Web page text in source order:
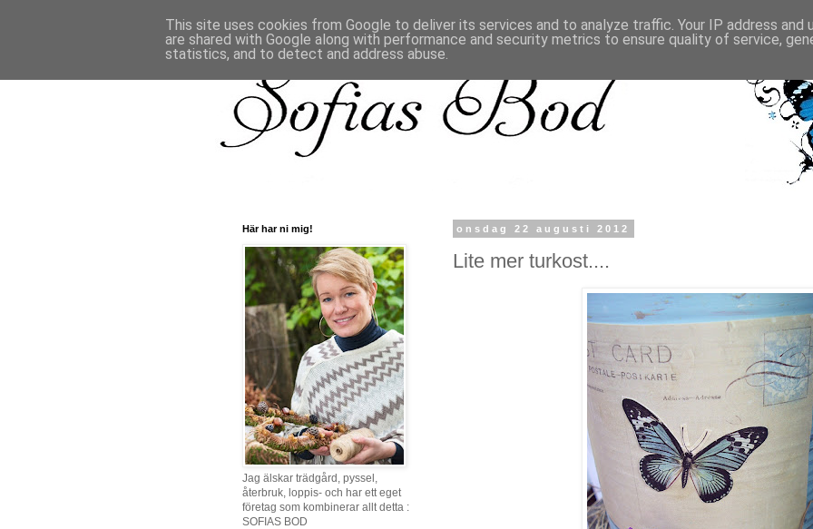
onsdag 22 augusti 2012
Lite mer turkost....
Här har ni mig!
Jag älskar trädgård, pyssel,
återbruk, loppis- och har ett eget
företag som kombinerar allt detta :
SOFIAS BOD
This site uses cookies from Google to deliver its services and to analyze traffic. Your IP address and
are shared with Google along with performance and security metrics to ensure quality of service,
statistics, and to detect and address abuse.